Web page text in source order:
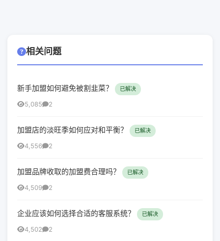
相关问题
新手加盟如何避免被割韭菜？ 已解决
5,085 2
加盟店的淡旺季如何应对和平衡？ 已解决
4,556 2
加盟品牌收取的加盟费合理吗？ 已解决
4,509 2
企业应该如何选择合适的客服系统？ 已解决
4,502 2